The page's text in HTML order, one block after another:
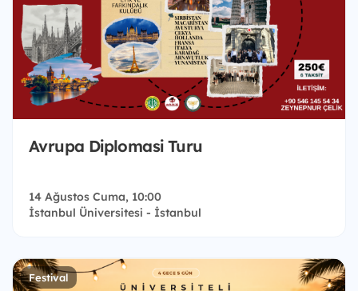
Avrupa Diplomasi Turu
14 Ağustos Cuma, 10:00
İstanbul Üniversitesi - İstanbul
Festival